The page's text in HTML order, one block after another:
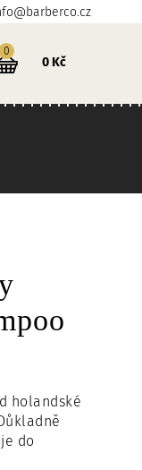
0kusů
0 Kč
holandské
do